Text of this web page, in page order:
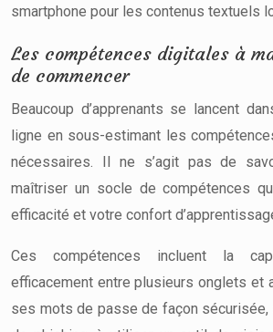
smartphone pour les contenus textuels
Les compétences digitales à
de commencer
Beaucoup d’apprenants se lancent
ligne en sous-estimant les
nécessaires. Il ne s’agit pas de
maîtriser un socle de compétences
efficacité et votre confort
Ces compétences incluent la
efficacement entre plusieurs onglets et
ses mots de passe de façon sécurisée,